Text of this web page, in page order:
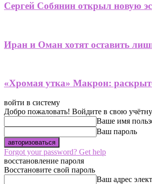
Сергей Собянин открыл новую
Иран и Оман хотят оставить
«Хромая утка» Макрон:
войти в систему
Добро пожаловать! Войдите в свою
Ваше имя
Ваш пароль
Forgot your password? Get help
восстановление пароля
Восстановите свой пароль
Ваш адрес